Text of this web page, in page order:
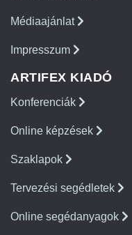
Médiaajánlat
Impresszum
ARTIFEX KIADÓ
Konferenciák
Online képzések
Szaklapok
Tervezési segédletek
Online segédanyagok